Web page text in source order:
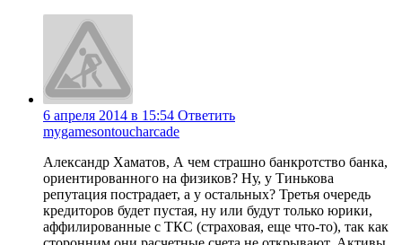
6 апреля 2014 в 15:54 Ответить
mygamesontoucharcade
Александр Хаматов, А чем страшно банкротство банка,
ориентированного на физиков? Ну, у Тинькова
репутация пострадает, а у остальных? Третья очередь
кредиторов будет пустая, ну или будут только юрики,
аффилированные с ТКС (страховая, еще что-то), так как